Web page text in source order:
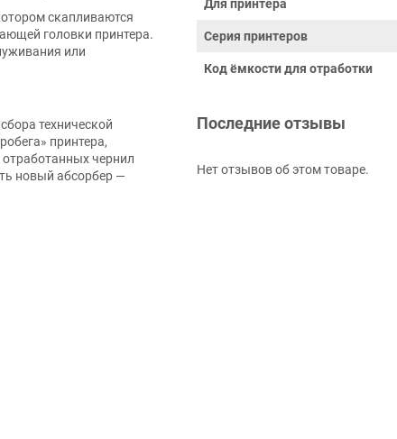
скапливаются
головки принтера.
или
технической
принтера,
чернил
новый абсорбер —
Для принтера
Серия принтеров
Код ёмкости для отработки
Последние отзывы
Нет отзывов об этом товаре.